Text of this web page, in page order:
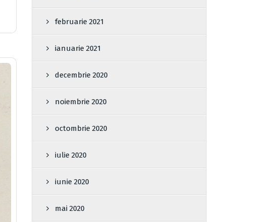
februarie 2021
ianuarie 2021
decembrie 2020
noiembrie 2020
octombrie 2020
iulie 2020
iunie 2020
mai 2020